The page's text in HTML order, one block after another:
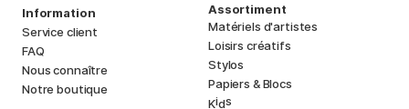
Information
Service client
FAQ
Nous connaître
Notre boutique
Assortiment
Matériels d'artistes
Loisirs créatifs
Stylos
Papiers & Blocs
Kids